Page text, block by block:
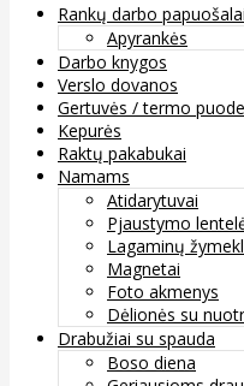
Rankų darbo papuošalai
Apyrankės
Darbo knygos
Verslo dovanos
Gertuvės / termo
Kepurės
Raktų pakabukai
Namams
Atidarytuvai
Pjaustymo
Lagaminų
Magnetai
Foto akmenys
Dėlionės su
Drabužiai su spauda
Boso diena